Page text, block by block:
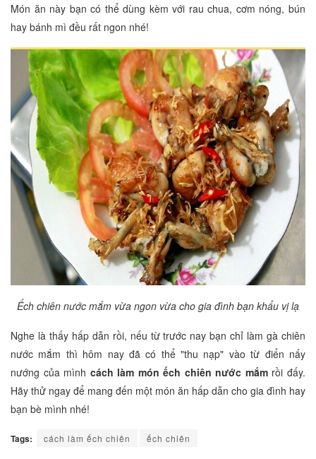
Món ăn này bạn có thể dùng kèm với rau chua, cơm nóng, bún
hay bánh mì đều rất ngon nhé!
Ếch chiên nước mắm vừa ngon vừa cho gia đình bạn khẩu vị lạ
Nghe là thấy hấp dẫn rồi, nếu từ trước nay bạn chỉ làm gà chiên
nước mắm thì hôm nay đã có thể "thu nạp" vào từ điển nấy
nướng của mình cách làm món ếch chiên nước mắmrồi đấy.
Hãy thử ngay để mang đến một món ăn hấp dẫn cho gia đình hay
bạn bè mình nhé!
Tags: cách làm ếch chiên ếch chiên